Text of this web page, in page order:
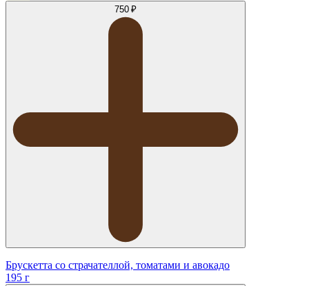
750 ₽
Брускетта со страчателлой, томатами и авокадо
195 г